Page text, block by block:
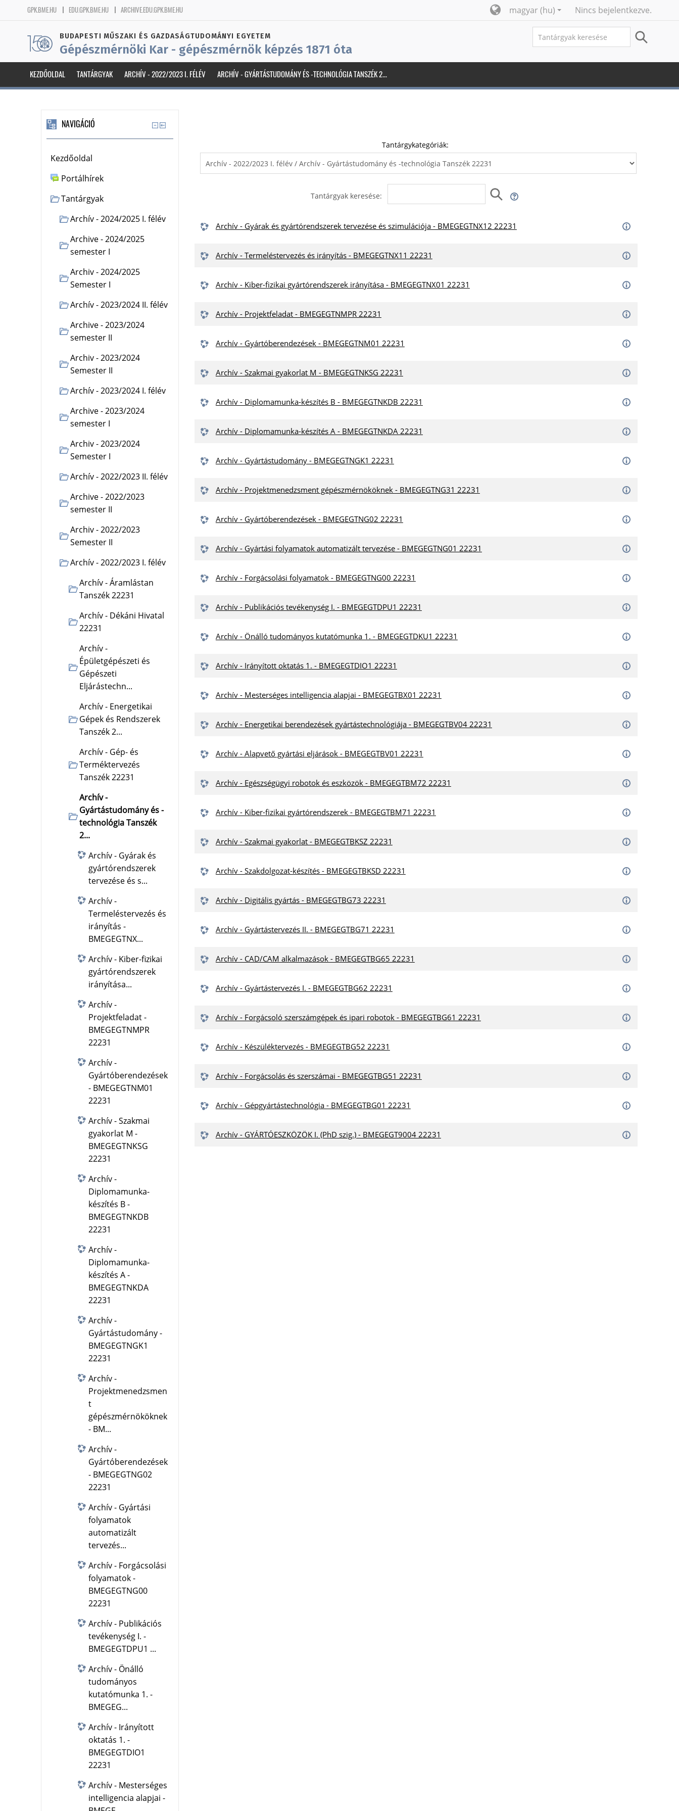
GPK.BME.HU EDU.GPK.BME.HU ARCHIVE.EDU.GPK.BME.HU Nincs bejelentkezve.
magyar ‎(hu)‎
BUDAPESTI MŰSZAKI ÉS GAZDASÁGTUDOMÁNYI EGYETEM
Gépészmérnöki Kar - gépészmérnök képzés 1871 óta
KEZDŐOLDAL TANTÁRGYAK ARCHÍV - 2022/2023 I. FÉLÉV ARCHÍV - GYÁRTÁSTUDOMÁNY ÉS -TECHNOLÓGIA TANSZÉK 2...
Tantárgykategóriák:
Tantárgyak keresése:
Archív - Gyárak és gyártórendszerek tervezése és szimulációja - BMEGEGTNX12 22231
Archív - Termeléstervezés és irányítás - BMEGEGTNX11 22231
Archív - Kiber-fizikai gyártórendszerek irányítása - BMEGEGTNX01 22231
Archív - Projektfeladat - BMEGEGTNMPR 22231
Archív - Gyártóberendezések - BMEGEGTNM01 22231
Archív - Szakmai gyakorlat M - BMEGEGTNKSG 22231
Archív - Diplomamunka-készítés B - BMEGEGTNKDB 22231
Archív - Diplomamunka-készítés A - BMEGEGTNKDA 22231
Archív - Gyártástudomány - BMEGEGTNGK1 22231
Archív - Projektmenedzsment gépészmérnököknek - BMEGEGTNG31 22231
Archív - Gyártóberendezések - BMEGEGTNG02 22231
Archív - Gyártási folyamatok automatizált tervezése - BMEGEGTNG01 22231
Archív - Forgácsolási folyamatok - BMEGEGTNG00 22231
Archív - Publikációs tevékenység I. - BMEGEGTDPU1 22231
Archív - Önálló tudományos kutatómunka 1. - BMEGEGTDKU1 22231
Archív - Irányított oktatás 1. - BMEGEGTDIO1 22231
Archív - Mesterséges intelligencia alapjai - BMEGEGTBX01 22231
Archív - Energetikai berendezések gyártástechnológiája - BMEGEGTBV04 22231
Archív - Alapvető gyártási eljárások - BMEGEGTBV01 22231
Archív - Egészségügyi robotok és eszközök - BMEGEGTBM72 22231
Archív - Kiber-fizikai gyártórendszerek - BMEGEGTBM71 22231
Archív - Szakmai gyakorlat - BMEGEGTBKSZ 22231
Archív - Szakdolgozat-készítés - BMEGEGTBKSD 22231
Archív - Digitális gyártás - BMEGEGTBG73 22231
Archív - Gyártástervezés II. - BMEGEGTBG71 22231
Archív - CAD/CAM alkalmazások - BMEGEGTBG65 22231
Archív - Gyártástervezés I. - BMEGEGTBG62 22231
Archív - Forgácsoló szerszámgépek és ipari robotok - BMEGEGTBG61 22231
Archív - Készüléktervezés - BMEGEGTBG52 22231
Archív - Forgácsolás és szerszámai - BMEGEGTBG51 22231
Archív - Gépgyártástechnológia - BMEGEGTBG01 22231
Archív - GYÁRTÓESZKÖZÖK I. (PhD szig.) - BMEGEGT9004 22231
NAVIGÁCIÓ
Kezdőoldal
Portálhírek
Tantárgyak
Archív - 2024/2025 I. félév
Archive - 2024/2025
semester I
Archiv - 2024/2025
Semester I
Archív - 2023/2024 II. félév
Archive - 2023/2024
semester II
Archiv - 2023/2024
Semester II
Archív - 2023/2024 I. félév
Archive - 2023/2024
semester I
Archiv - 2023/2024
Semester I
Archív - 2022/2023 II. félév
Archive - 2022/2023
semester II
Archiv - 2022/2023
Semester II
Archív - 2022/2023 I. félév
Archív - Áramlástan
Tanszék 22231
Archív - Dékáni Hivatal
22231
Archív -
Épületgépészeti és
Gépészeti
Eljárástechn...
Archív - Energetikai
Gépek és Rendszerek
Tanszék 2...
Archív - Gép- és
Terméktervezés
Tanszék 22231
Archív -
Gyártástudomány és -
technológia Tanszék
2...
Archív - Gyárak és
gyártórendszerek
tervezése és s...
Archív -
Termeléstervezés és
irányítás -
BMEGEGTNX...
Archív - Kiber-fizikai
gyártórendszerek
irányítása...
Archív -
Projektfeladat -
BMEGEGTNMPR
22231
Archív -
Gyártóberendezések
- BMEGEGTNM01
22231
Archív - Szakmai
gyakorlat M -
BMEGEGTNKSG
22231
Archív -
Diplomamunka-
készítés B -
BMEGEGTNKDB
22231
Archív -
Diplomamunka-
készítés A -
BMEGEGTNKDA
22231
Archív -
Gyártástudomány -
BMEGEGTNGK1
22231
Archív -
Projektmenedzsmen
t
gépészmérnököknek
- BM...
Archív -
Gyártóberendezések
- BMEGEGTNG02
22231
Archív - Gyártási
folyamatok
automatizált
tervezés...
Archív - Forgácsolási
folyamatok -
BMEGEGTNG00
22231
Archív - Publikációs
tevékenység I. -
BMEGEGTDPU1 ...
Archív - Önálló
tudományos
kutatómunka 1. -
BMEGEG...
Archív - Irányított
oktatás 1. -
BMEGEGTDIO1
22231
Archív - Mesterséges
intelligencia alapjai -